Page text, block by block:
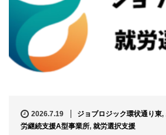
2026.7.19 ジョブロジック環状通り東,
労継続支援A型事業所, 就労選択支援